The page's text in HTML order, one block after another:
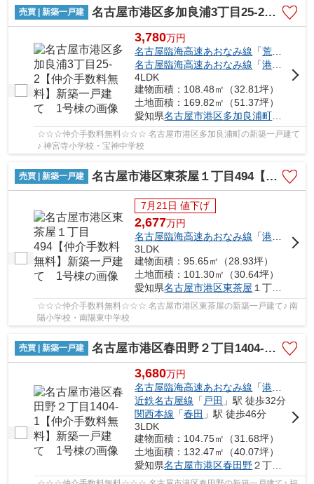
売買 | 新築一戸建 名古屋市港区多加良浦3丁目25-2【仲介手数料無料】新築一戸建て 1号棟
3,780万円
名古屋臨海高速あおなみ線 「荒子川公園
名古屋臨海高速あおなみ線 「港北
4LDK
建物面積：108.48㎡（32.81坪）
土地面積：169.82㎡（51.37坪）
愛知県名古屋市港区多加良浦町
☆☆☆仲介手数料無料☆☆☆ 名古屋市港区多加良浦町の新築一戸建て
♪ 神宮寺小学校・宝神中学校
売買 | 新築一戸建 名古屋市港区東茶屋１丁目494【仲介手数料無料】新築一戸建て 1号棟
7月21日 値下げ
2,677万円
名古屋臨海高速あおなみ線 「港北
」駅
3LDK
建物面積：95.65㎡（28.93坪）
土地面積：101.30㎡（30.64坪）
愛知県名古屋市港区東茶屋 １丁目494
☆☆☆仲介手数料無料☆☆☆ 名古屋市港区東茶屋の新築一戸建て♪ 南
陽小学校・南陽東中学校
売買 | 新築一戸建 名古屋市港区春田野２丁目1404-1【仲介手数料無料】新築一戸建て 1号棟
3,680万円
名古屋臨海高速あおなみ線 「港北
近鉄名古屋線 「 戸田 」駅 徒歩32分
関西本線 「春田 」駅 徒歩46分
3LDK
建物面積：104.75㎡（31.68坪）
土地面積：132.47㎡（40.07坪）
愛知県名古屋市港区春田野２丁目1404-1